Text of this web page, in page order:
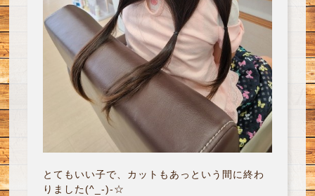
とてもいい子で、カットもあっという間に終わ
りました(^_-)-☆